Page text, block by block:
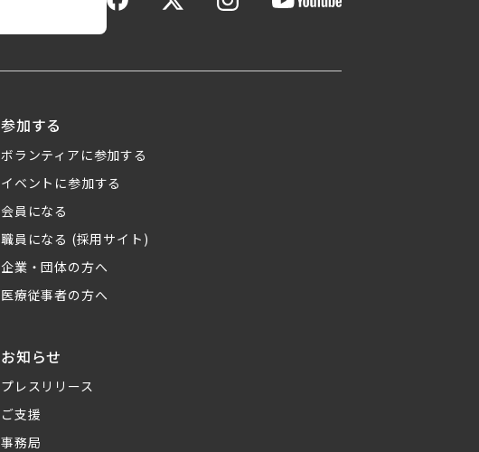
参加する
ボランティアに参加する
イベントに参加する
会員になる
職員になる (採用サイト)
企業・団体の方へ
医療従事者の方へ
お知らせ
プレスリリース
ご支援
事務局